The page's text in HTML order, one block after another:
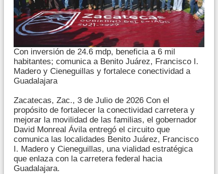
Con inversión de 24.6 mdp, beneficia a 6 mil
habitantes; comunica a Benito Juárez, Francisco I.
Madero y Cieneguillas y fortalece conectividad a
Guadalajara
Zacatecas, Zac., 3 de Julio de 2026 Con el
propósito de fortalecer la conectividad carretera y
mejorar la movilidad de las familias, el gobernador
David Monreal Ávila entregó el circuito que
comunica las localidades Benito Juárez, Francisco
I. Madero y Cieneguillas, una vialidad estratégica
que enlaza con la carretera federal hacia
Guadalajara.